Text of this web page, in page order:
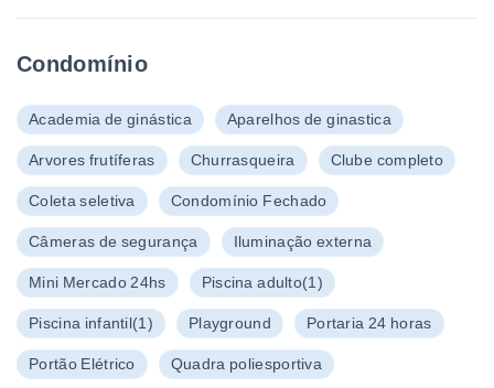
Condomínio
Academia de ginástica Aparelhos de ginastica
Arvores frutíferas Churrasqueira Clube completo
Coleta seletiva Condomínio Fechado
Câmeras de segurança Iluminação externa
Mini Mercado 24hs Piscina adulto(1)
Piscina infantil(1) Playground Portaria 24 horas
Portão Elétrico Quadra poliesportiva